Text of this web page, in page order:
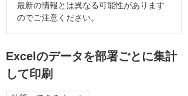
最新の情報とは異なる可能性があります
のでご注意ください。
Excelのデータを部署ごとに集計
して印刷